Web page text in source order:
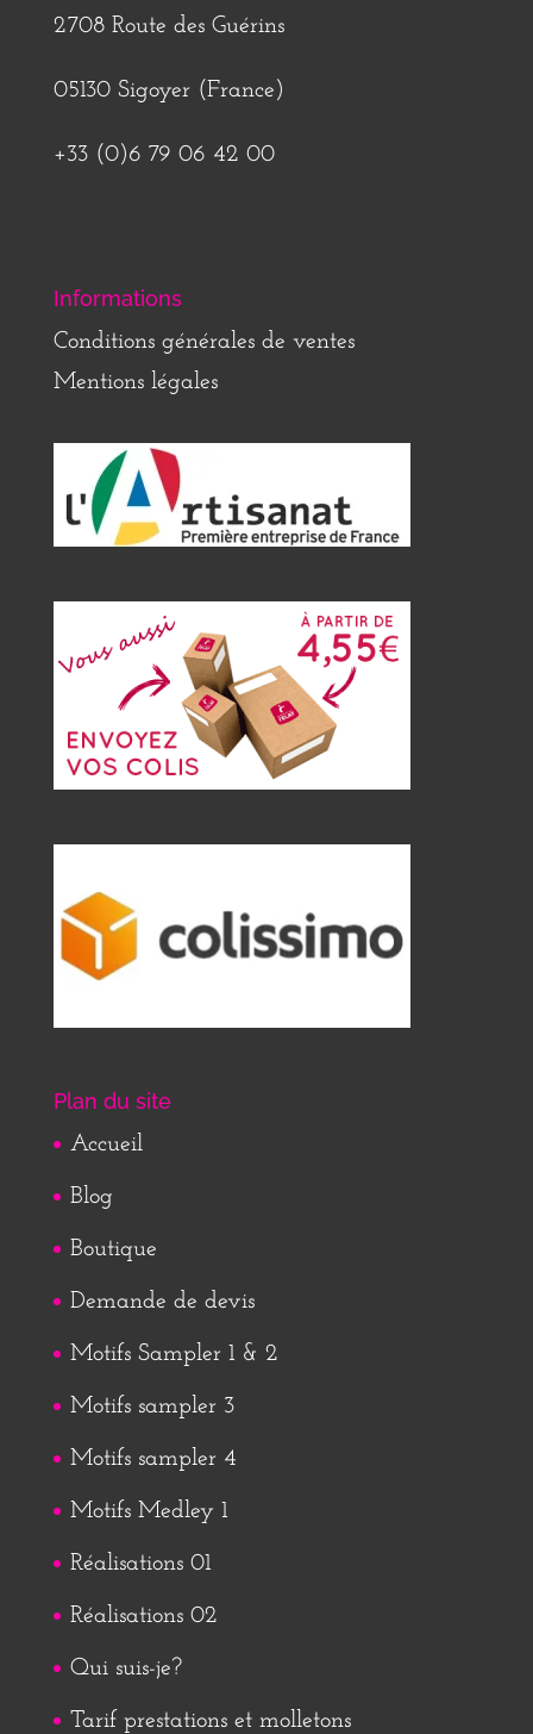
2708 Route des Guérins
05130 Sigoyer (France)
+33 (0)6 79 06 42 00
Informations
Conditions générales de ventes
Mentions légales
Plan du site
Accueil
Blog
Boutique
Demande de devis
Motifs Sampler 1 & 2
Motifs sampler 3
Motifs sampler 4
Motifs Medley 1
Réalisations 01
Réalisations 02
Qui suis-je?
Tarif prestations et molletons